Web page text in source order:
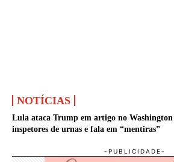
NOTÍCIAS
Lula ataca Trump em artigo no
inspetores de urnas e fala em “mentiras”